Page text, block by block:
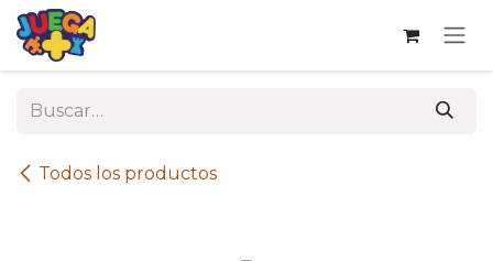
Ir al contenido
Todos los productos